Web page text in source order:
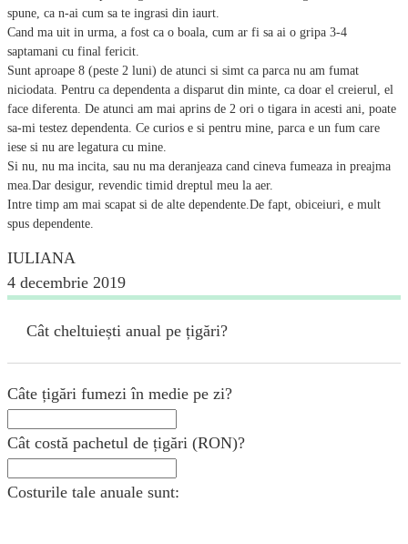
spune, ca n-ai cum sa te ingrasi din iaurt.
Cand ma uit in urma, a fost ca o boala, cum ar fi sa ai o gripa 3-4
saptamani cu final fericit.
Sunt aproape 8 (peste 2 luni) de atunci si simt ca parca nu am fumat
niciodata. Pentru ca dependenta a disparut din minte, ca doar el creierul, el
face diferenta. De atunci am mai aprins de 2 ori o tigara in acesti ani, poate
sa-mi testez dependenta. Ce curios e si pentru mine, parca e un fum care
iese si nu are legatura cu mine.
Si nu, nu ma incita, sau nu ma deranjeaza cand cineva fumeaza in preajma
mea.Dar desigur, revendic timid dreptul meu la aer.
Intre timp am mai scapat si de alte dependente.De fapt, obiceiuri, e mult
spus dependente.
IULIANA
4 decembrie 2019
Cât cheltuiești anual pe țigări?
Câte țigări fumezi în medie pe zi?
Cât costă pachetul de țigări (RON)?
Costurile tale anuale sunt: